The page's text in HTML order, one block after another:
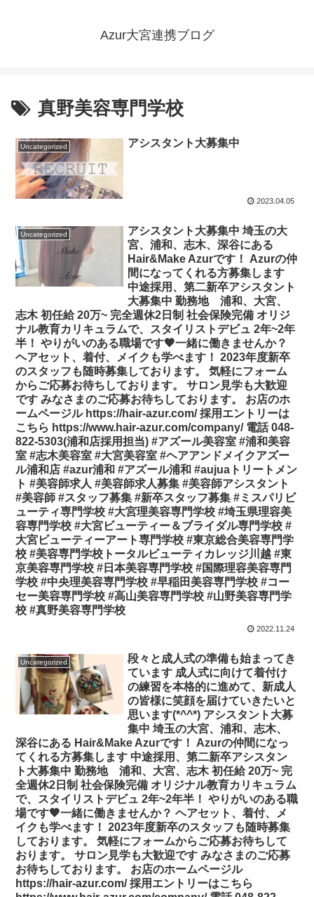
Azur大宮連携ブログ
真野美容専門学校
Uncategorized アシスタント大募集中️
2023.04.05
Uncategorized
アシスタント大募集中️ 埼玉の大
宮、浦和、志木、深谷にある
Hair&Make Azurです！ Azurの仲
間になってくれる方募集します︎
中途採用、第二新卒アシスタント
大募集中 勤務地 浦和、大宮、
志木 初任給 20万~ 完全週休2日制 社会保険完備 オリジ
ナル教育カリキュラムで、スタイリストデビュ 2年~2年
半！ やりがいのある職場です🧡一緒に働きませんか？
ヘアセット、着付、メイクも学べます！ 2023年度新卒
のスタッフも随時募集しております。 気軽にフォーム
からご応募お待ちしております。 サロン見学も大歓迎
です みなさまのご応募お待ちしております。 お店のホ
ームページル https://hair-azur.com/ 採用エントリーは
こちら https://www.hair-azur.com/company/ 電話 048-
822-5303(浦和店採用担当) #アズール美容室 #浦和美容
室 #志木美容室 #大宮美容室 #ヘアアンドメイクアズー
ル浦和店 #azur浦和 #アズール浦和 #aujuaトリートメン
ト #美容師求人 #美容師求人募集 #美容師アシスタント
#美容師 #スタッフ募集 #新卒スタッフ募集 #ミスパリビ
ューティ専門学校 #大宮理美容専門学校 #埼玉県理容美
容専門学校 #大宮ビューティー＆ブライダル専門学校 #
大宮ビューティーアート専門学校 #東京総合美容専門学
校 #美容専門学校トータルビューティカレッジ川越 #東
京美容専門学校 #日本美容専門学校 #国際理容美容専門
学校 #中央理美容専門学校 #早稲田美容専門学校 #コー
セー美容専門学校 #高山美容専門学校 #山野美容専門学
校 #真野美容専門学校
2022.11.24
Uncategorized
段々と成人式の準備も始まってき
ています︎ 成人式に向けて着付け
の練習を本格的に進めて、新成人
の皆様に笑顔を届けていきたいと
思います(*^^*) アシスタント大募
集中️ 埼玉の大宮、浦和、志木、
深谷にある Hair&Make Azurです！ Azurの仲間になっ
てくれる方募集します︎ 中途採用、第二新卒アシスタン
ト大募集中 勤務地 浦和、大宮、志木 初任給 20万~ 完
全週休2日制 社会保険完備 オリジナル教育カリキュラム
で、スタイリストデビュ 2年~2年半！ やりがいのある職
場です🧡一緒に働きませんか？ ヘアセット、着付、メ
イクも学べます！ 2023年度新卒のスタッフも随時募集
しております。 気軽にフォームからご応募お待ちして
おります。 サロン見学も大歓迎です みなさまのご応募
お待ちしております。 お店のホームページル
https://hair-azur.com/ 採用エントリーはこちら